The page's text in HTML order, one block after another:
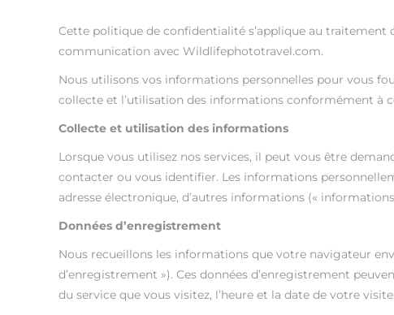
Cette politique de confidentialité s’applique au
communication avec Wildlifephototravel.com.
Nous utilisons vos informations personnelles pour vous
collecte et l’utilisation des informations conformément à
Collecte et utilisation des informations
Lorsque vous utilisez nos services, il peut vous être
contacter ou vous identifier. Les informations
adresse électronique, d’autres informations («
Données d’enregistrement
Nous recueillons les informations que votre navigateur
d’enregistrement »). Ces données d’enregistrement
du service que vous visitez, l’heure et la date de votre